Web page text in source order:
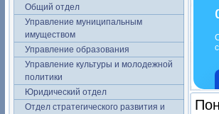
Общий отдел
Управление муниципальным
имуществом
Управление образования
Управление культуры и молодежной
политики
Юридический отдел
Отдел стратегического развития и